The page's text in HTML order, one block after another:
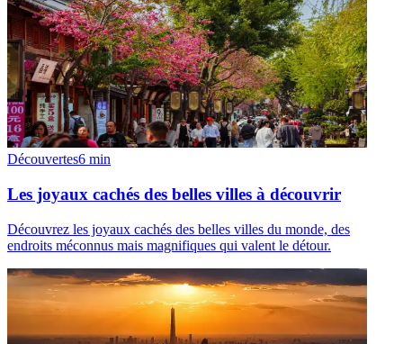
Découvertes6 min
Les joyaux cachés des belles villes à découvrir
Découvrez les joyaux cachés des belles villes du monde, des
endroits méconnus mais magnifiques qui valent le détour.